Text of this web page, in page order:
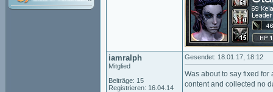
iamralph
Mitglied
Beiträge: 15
Registrieren: 16.04.14
Gesendet: 18.01.17, 18:12
Was about to say fixed for
content and collected no